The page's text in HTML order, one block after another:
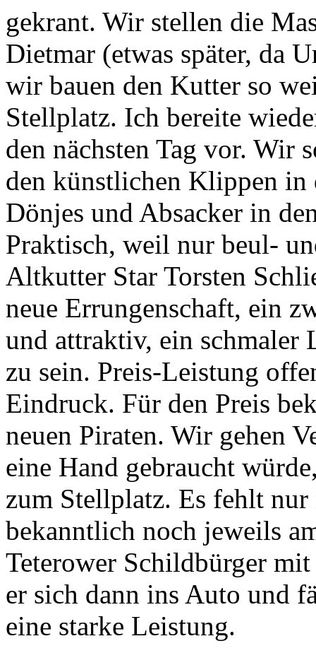
gekrant. Wir stellen die
Dietmar (etwas später, da
wir bauen den Kutter so
Stellplatz. Ich bereite
den nächsten Tag vor. Wir
den künstlichen Klippen in
Dönjes und Absacker in
Praktisch, weil nur beul-
Altkutter Star Torsten
neue Errungenschaft, ein
und attraktiv, ein schmaler
zu sein. Preis-Leistung
Eindruck. Für den Preis
neuen Piraten. Wir gehen
eine Hand gebraucht
zum Stellplatz. Es fehlt nur
bekanntlich noch jeweils
Teterower Schildbürger
er sich dann ins Auto und
eine starke Leistung.